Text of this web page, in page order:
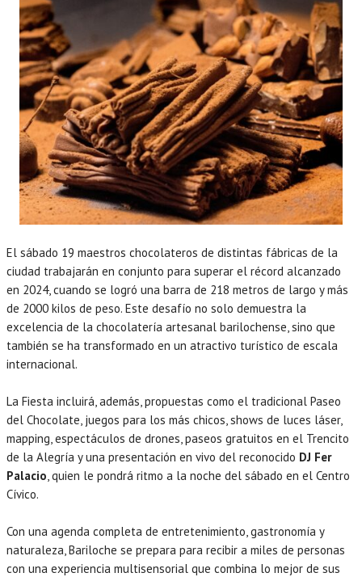
El sábado 19 maestros chocolateros de distintas fábricas de la
ciudad trabajarán en conjunto para superar el récord alcanzado
en 2024, cuando se logró una barra de 218 metros de largo y más
de 2000 kilos de peso. Este desafío no solo demuestra la
excelencia de la chocolatería artesanal barilochense, sino que
también se ha transformado en un atractivo turístico de escala
internacional.
La Fiesta incluirá, además, propuestas como el tradicional Paseo
del Chocolate, juegos para los más chicos, shows de luces láser,
mapping, espectáculos de drones, paseos gratuitos en el Trencito
de la Alegría y una presentación en vivo del reconocido DJ Fer
Palacio, quien le pondrá ritmo a la noche del sábado en el Centro
Cívico.
Con una agenda completa de entretenimiento, gastronomía y
naturaleza, Bariloche se prepara para recibir a miles de personas
con una experiencia multisensorial que combina lo mejor de sus